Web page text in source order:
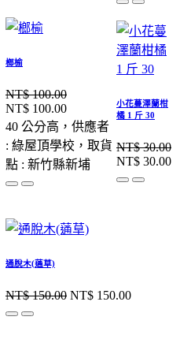
榔榆
NT$100.00
NT$ 100.00
40 公分高，供應者
: 綠屋頂學校，取貨
點 : 新竹縣新埔
小花蔓澤蘭柑
橘 1 斤 30
NT$30.00
NT$ 30.00
通脫木(蓪草)
NT$150.00 NT$ 150.00